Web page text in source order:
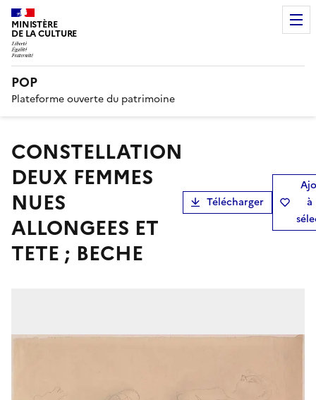
MINISTÈRE
DE LA CULTURE
POP
Plateforme ouverte du patrimoine
CONSTELLATION
DEUX FEMMES
NUES
ALLONGEES ET
TETE ; BECHE
Télécharger
à